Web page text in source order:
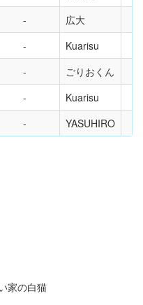
広大
Kuarisu
ごりおくん
Kuarisu
YASUHIRO
家の白猫